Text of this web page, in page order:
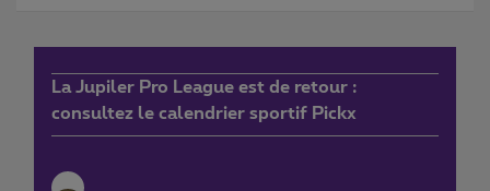
La Jupiler Pro League est de retour :
consultez le calendrier sportif Pickx